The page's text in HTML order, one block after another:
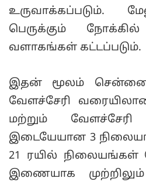
உருவாக்கப்படும்.
பெருக்கும்
வளாகங்கள் கட்டப்படும்.
இதன் மூலம் சென்னை
வேளச்சேரி
மற்றும்
இடையேயான 3
21 ரயில் நிலையங்கள்
இணையாக முற்றிலும்